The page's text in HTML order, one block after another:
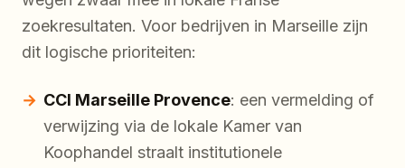
zoekresultaten. Voor bedrijven in Marseille zijn
dit logische prioriteiten:
CCI Marseille Provence: een vermelding of
verwijzing via de lokale Kamer van
Koophandel straalt institutionele